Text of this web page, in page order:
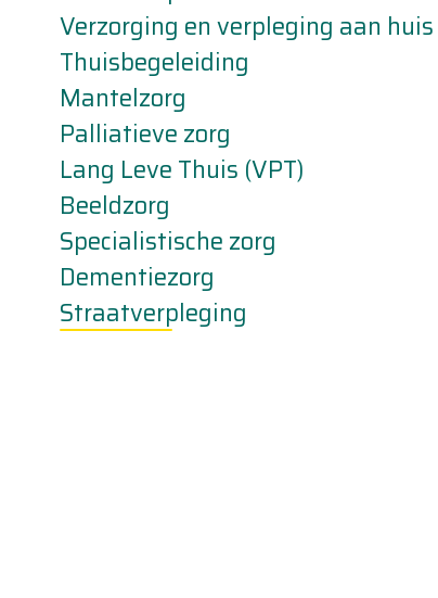
Verzorging en verpleging aan huis
Thuisbegeleiding
Mantelzorg
Palliatieve zorg
Lang Leve Thuis (VPT)
Beeldzorg
Specialistische zorg
Dementiezorg
Straatverpleging